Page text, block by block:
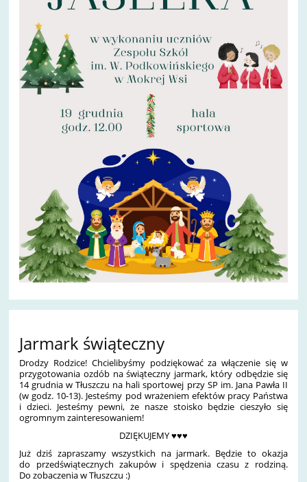
Jarmark świąteczny
Drodzy Rodzice! Chcielibyśmy podziękować za włączenie się w
przygotowania ozdób na świąteczny jarmark, który odbędzie się
14 grudnia w Tłuszczu na hali sportowej przy SP im. Jana Pawła II
(w godz. 10-13). Jesteśmy pod wrażeniem efektów pracy Państwa
i dzieci. Jesteśmy pewni, że nasze stoisko będzie cieszyło się
ogromnym zainteresowaniem!
DZIĘKUJEMY ♥♥♥
Już dziś zapraszamy wszystkich na jarmark. Będzie to okazja
do przedświątecznych zakupów i spędzenia czasu z rodziną.
Do zobaczenia w Tłuszczu :)